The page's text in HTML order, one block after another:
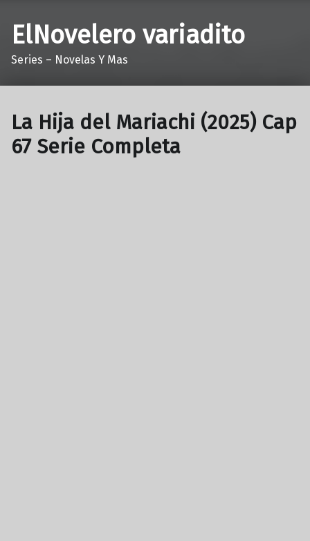
ElNovelero variadito
Series – Novelas Y Mas
La Hija del Mariachi (2025) Cap
67 Serie Completa